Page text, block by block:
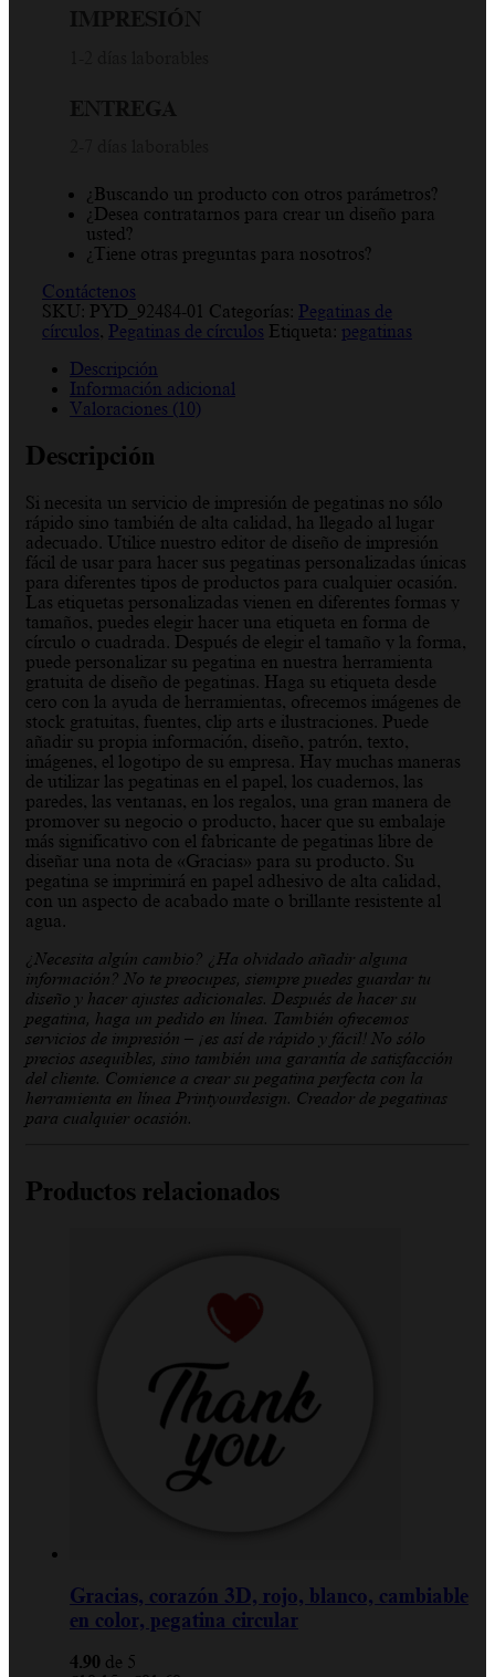
¿Buscando un producto con otros parámetros?
¿Desea contratarnos para crear un diseño para
usted?
¿Tiene otras preguntas para nosotros?
Contáctenos
SKU: PYD_92484-01 Categorías: Pegatinas de
círculos, Pegatinas de círculos Etiqueta: pegatinas
Descripción
Información adicional
Valoraciones (10)
Descripción
Si necesita un servicio de impresión de pegatinas no sólo
rápido sino también de alta calidad, ha llegado al lugar
adecuado. Utilice nuestro editor de diseño de impresión
fácil de usar para hacer sus pegatinas personalizadas únicas
para diferentes tipos de productos para cualquier ocasión.
Las etiquetas personalizadas vienen en diferentes formas y
tamaños, puedes elegir hacer una etiqueta en forma de
círculo o cuadrada. Después de elegir el tamaño y la forma,
puede personalizar su pegatina en nuestra herramienta
gratuita de diseño de pegatinas. Haga su etiqueta desde
cero con la ayuda de herramientas, ofrecemos imágenes de
stock gratuitas, fuentes, clip arts e ilustraciones. Puede
añadir su propia información, diseño, patrón, texto,
imágenes, el logotipo de su empresa. Hay muchas maneras
de utilizar las pegatinas en el papel, los cuadernos, las
paredes, las ventanas, en los regalos, una gran manera de
promover su negocio o producto, hacer que su embalaje
más significativo con el fabricante de pegatinas libre de
diseñar una nota de «Gracias» para su producto. Su
pegatina se imprimirá en papel adhesivo de alta calidad,
con un aspecto de acabado mate o brillante resistente al
agua.
¿Necesita algún cambio? ¿Ha olvidado añadir alguna
información? No te preocupes, siempre puedes guardar tu
diseño y hacer ajustes adicionales. Después de hacer su
pegatina, haga un pedido en línea. También ofrecemos
servicios de impresión – ¡es así de rápido y fácil! No sólo
precios asequibles, sino también una garantía de satisfacción
del cliente. Comience a crear su pegatina perfecta con la
herramienta en línea Printyourdesign. Creador de pegatinas
para cualquier ocasión.
Productos relacionados
Gracias, corazón 3D, rojo, blanco, cambiable
en color, pegatina circular
4.90 de 5